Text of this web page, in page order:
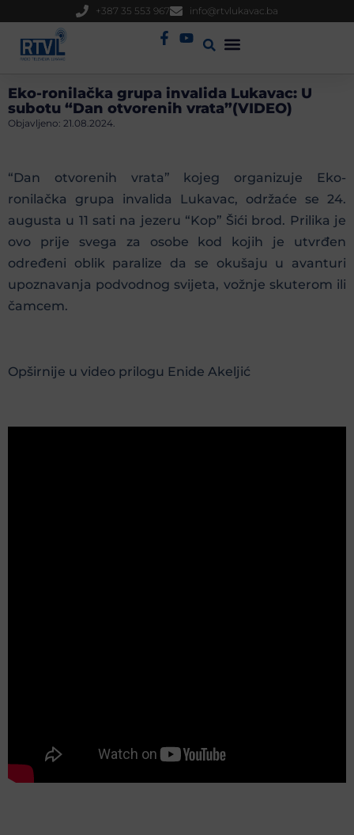
+387 35 553 967 info@rtvlukavac.ba
Eko-ronilačka grupa invalida Lukavac: U
subotu “Dan otvorenih vrata”(VIDEO)
Objavljeno: 21.08.2024.
“Dan otvorenih vrata” kojeg organizuje Eko-
ronilačka grupa invalida Lukavac, održaće se 24.
augusta u 11 sati na jezeru “Kop” Šići brod. Prilika je
ovo prije svega za osobe kod kojih je utvrđen
određeni oblik paralize da se okušaju u avanturi
upoznavanja podvodnog svijeta, vožnje skuterom ili
čamcem.
Opširnije u video prilogu Enide Akeljić